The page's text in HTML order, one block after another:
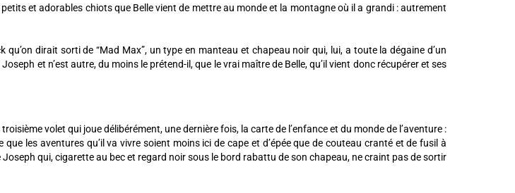
et adorables chiots que Belle vient de mettre au monde et la montagne où il a grandi : autrement
dirait sorti de “Mad Max”, un type en manteau et chapeau noir qui, lui, a toute la dégaine d’un
et n’est autre, du moins le prétend-il, que le vrai maître de Belle, qu’il vient donc récupérer et ses
volet qui joue délibérément, une dernière fois, la carte de l’enfance et du monde de l’aventure :
les aventures qu’il va vivre soient moins ici de cape et d’épée que de couteau cranté et de fusil à
qui, cigarette au bec et regard noir sous le bord rabattu de son chapeau, ne craint pas de sortir